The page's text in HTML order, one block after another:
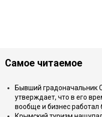
Самое читаемое
Бывший градоначальник
утверждает, что в его
вообще и бизнес работал